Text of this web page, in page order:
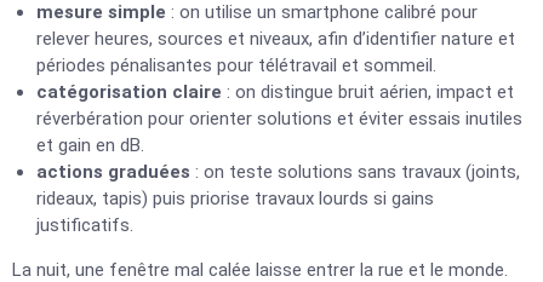
mesure simple : on utilise un smartphone calibré pour
relever heures, sources et niveaux, afin d’identifier nature et
périodes pénalisantes pour télétravail et sommeil.
catégorisation claire : on distingue bruit aérien, impact et
réverbération pour orienter solutions et éviter essais inutiles
et gain en dB.
actions graduées : on teste solutions sans travaux (joints,
rideaux, tapis) puis priorise travaux lourds si gains
justificatifs.
La nuit, une fenêtre mal calée laisse entrer la rue et le monde.